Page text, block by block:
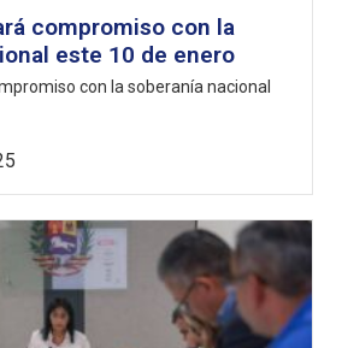
compromiso con la
este 10 de enero
con la soberanía nacional